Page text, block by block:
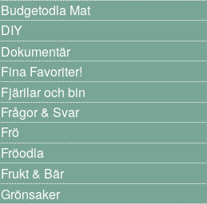
Budgetodla Mat
DIY
Dokumentär
Fina Favoriter!
Fjärilar och bin
Frågor & Svar
Frö
Fröodla
Frukt & Bär
Grönsaker